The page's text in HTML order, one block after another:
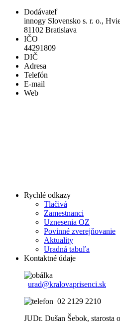
Dodávateľ
innogy Slovensko s. r. o.,
81102 Bratislava
IČO
44291809
DIČ
Adresa
Telefón
E-mail
Web
Rychlé odkazy
Tlačivá
Zamestnanci
Uznesenia OZ
Povinné zverejňovanie
Aktuality
Uradná tabuľa
Kontaktné údaje
urad@kralovaprisenci.sk
02 2129 2210
JUDr. Dušan Šebok, starosta